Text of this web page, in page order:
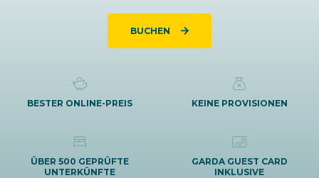
BUCHEN
BESTER ONLINE-PREIS KEINE PROVISIONEN
ÜBER 500 GEPRÜFTE
UNTERKÜNFTE
GARDA GUEST CARD
INKLUSIVE